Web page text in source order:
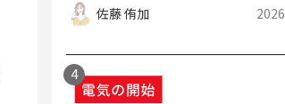
佐藤 侑加